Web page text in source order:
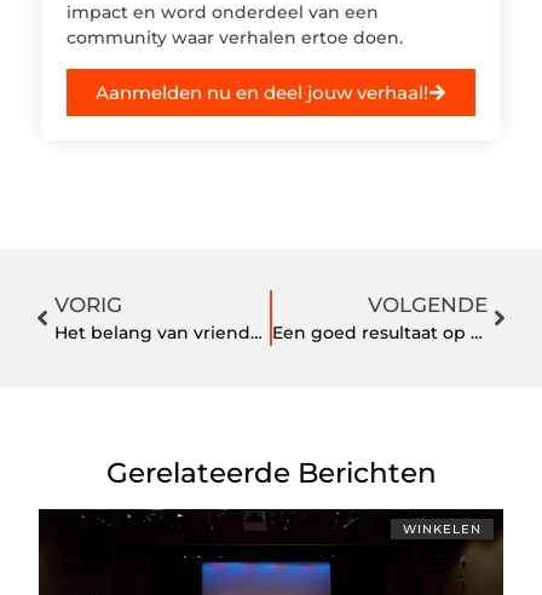
impact en word onderdeel van een
community waar verhalen ertoe doen.
Aanmelden nu en deel jouw verhaal!
VORIG
Het belang van vriendschap: bekijk hier vriendschapsringen
VOLGENDE
Een goed resultaat op de obstacle run met de juiste schoenen
Gerelateerde Berichten
WINKELEN